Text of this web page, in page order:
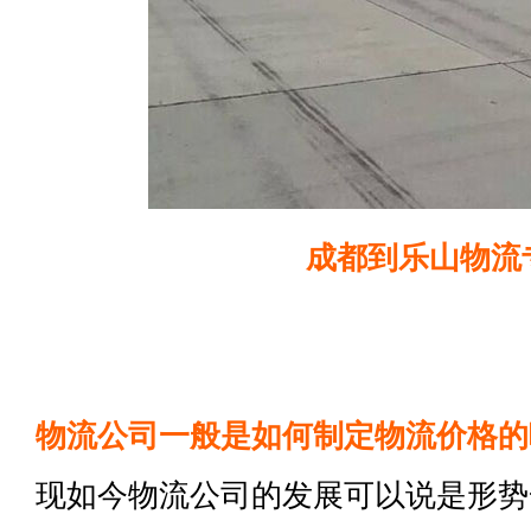
成都到乐山物流
物流公司一般是如何制定物流价格
现如今物流公司的发展可以说是形